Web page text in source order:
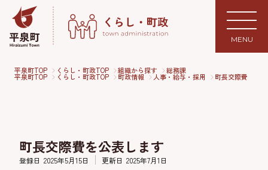
MENU
平泉町TOP くらし・町政TOP 組織から探す 総務課
平泉町TOP くらし・町政TOP 町政情報 人事・給与・採用 町長交際費
町長交際費を公表します
登録日 2025年5月15日 更新日 2025年7月1日